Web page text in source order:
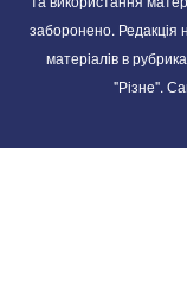
заборонено. Редакція
матеріалів в
"Різне".